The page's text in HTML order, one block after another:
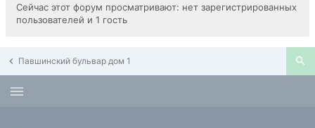
Сейчас этот форум просматривают: нет зарегистрированных
пользователей и 1 гость
Павшинский бульвар дом 1